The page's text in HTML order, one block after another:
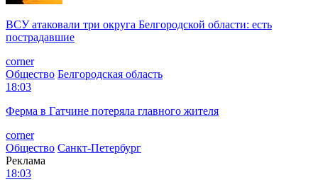
ВСУ атаковали три округа Белгородской области: есть
пострадавшие
corner
Общество Белгородская область
18:03
Ферма в Гатчине потеряла главного жителя
corner
Общество Санкт-Петербург
Реклама
18:03